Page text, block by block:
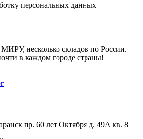
персональных данных
несколько складов по России.
в каждом городе страны!
пр. 60 лет Октября д. 49А кв. 8